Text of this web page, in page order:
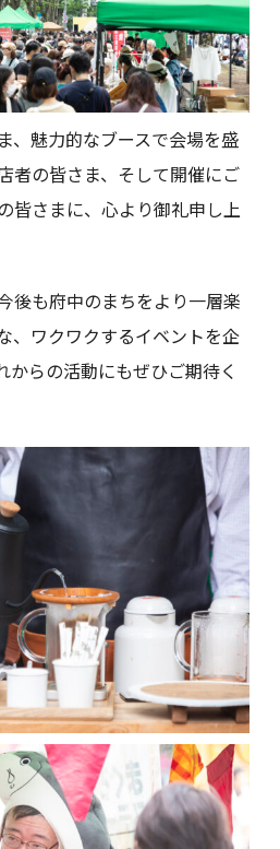
、魅力的なブースで会場を盛
者の皆さま、そして開催にご
皆さまに、心より御礼申し上
後も府中のまちをより一層楽
、ワクワクするイベントを企
からの活動にもぜひご期待く